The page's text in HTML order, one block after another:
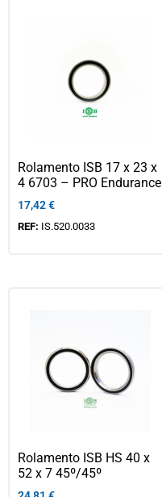
Rolamento ISB 17 x 23 x
4 6703 – PRO Endurance
17,42€
REF: IS.520.0033
Rolamento ISB HS 40 x
52 x 7 45º/45º